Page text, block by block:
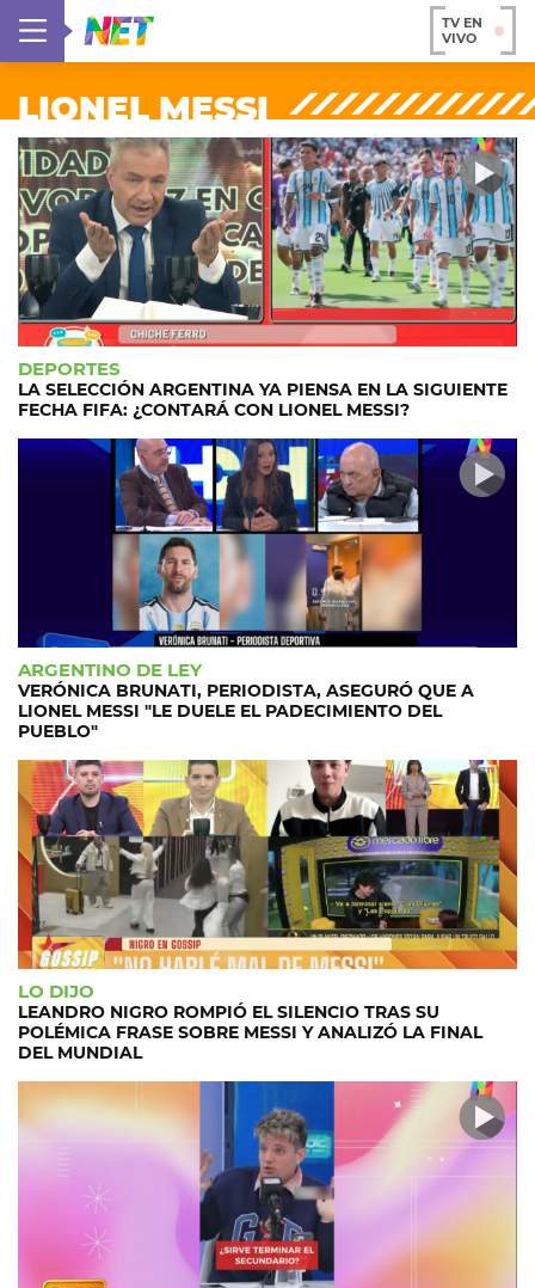
TV EN
VIVO
LIONEL MESSI
DEPORTES
LA SELECCIÓN ARGENTINA YA PIENSA EN LA SIGUIENTE
FECHA FIFA: ¿CONTARÁ CON LIONEL MESSI?
ARGENTINO DE LEY
VERÓNICA BRUNATI, PERIODISTA, ASEGURÓ QUE A
LIONEL MESSI "LE DUELE EL PADECIMIENTO DEL
PUEBLO"
LO DIJO
LEANDRO NIGRO ROMPIÓ EL SILENCIO TRAS SU
POLÉMICA FRASE SOBRE MESSI Y ANALIZÓ LA FINAL
DEL MUNDIAL